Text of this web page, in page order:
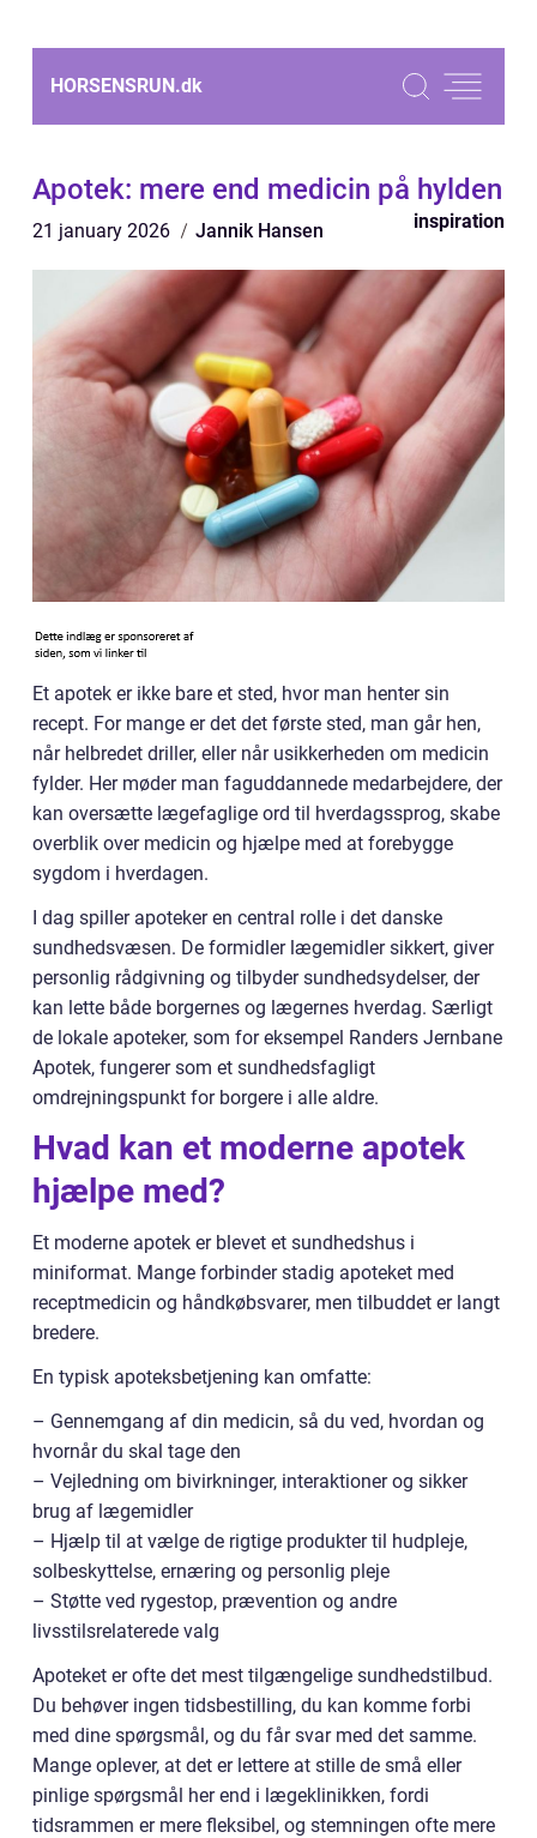
HORSENSRUN.dk
Apotek: mere end medicin på hylden
21 january 2026 Jannik Hansen inspiration
Et apotek er ikke bare et sted, hvor man henter sin
recept. For mange er det det første sted, man går hen,
når helbredet driller, eller når usikkerheden om medicin
fylder. Her møder man faguddannede medarbejdere, der
kan oversætte lægefaglige ord til hverdagssprog, skabe
overblik over medicin og hjælpe med at forebygge
sygdom i hverdagen.
I dag spiller apoteker en central rolle i det danske
sundhedsvæsen. De formidler lægemidler sikkert, giver
personlig rådgivning og tilbyder sundhedsydelser, der
kan lette både borgernes og lægernes hverdag. Særligt
de lokale apoteker, som for eksempel Randers Jernbane
Apotek, fungerer som et sundhedsfagligt
omdrejningspunkt for borgere i alle aldre.
Hvad kan et moderne apotek
hjælpe med?
Et moderne apotek er blevet et sundhedshus i
miniformat. Mange forbinder stadig apoteket med
receptmedicin og håndkøbsvarer, men tilbuddet er langt
bredere.
En typisk apoteksbetjening kan omfatte:
– Gennemgang af din medicin, så du ved, hvordan og
hvornår du skal tage den
– Vejledning om bivirkninger, interaktioner og sikker
brug af lægemidler
– Hjælp til at vælge de rigtige produkter til hudpleje,
solbeskyttelse, ernæring og personlig pleje
– Støtte ved rygestop, prævention og andre
livsstilsrelaterede valg
Apoteket er ofte det mest tilgængelige sundhedstilbud.
Du behøver ingen tidsbestilling, du kan komme forbi
med dine spørgsmål, og du får svar med det samme.
Mange oplever, at det er lettere at stille de små eller
pinlige spørgsmål her end i lægeklinikken, fordi
tidsrammen er mere fleksibel, og stemningen ofte mere